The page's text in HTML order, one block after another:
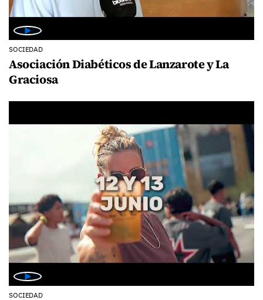
SOCIEDAD
Asociación Diabéticos de Lanzarote y La
Graciosa
SOCIEDAD